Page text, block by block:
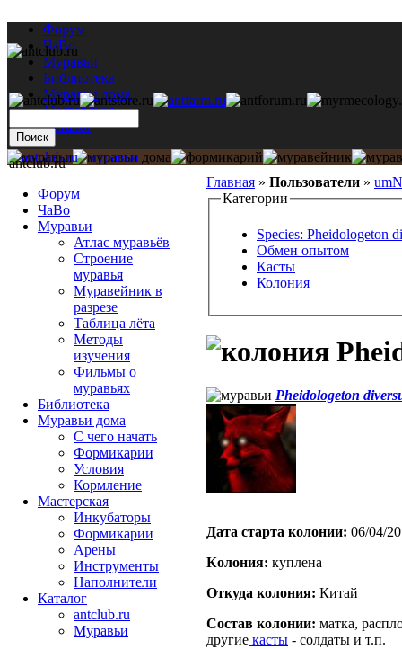
Форум
ЧаВо
Муравьи
Библиотека
Муравьи дома
Мастерская
Каталог
Главная » Пользователи »
Категории
Species: Pheidologeton
Обмен опытом
Касты
Колония
Pheidologeton
Дата старта кoлонии: 06/04/
Кoлония: куплена
Откуда кoлония: Китай
Состав кoлонии: матка,
другие касты - солдаты и т.п.
antclub.ru
Форум
ЧаВо
Муравьи
Атлас муравьёв
Строение
муравья
Муравейник в
разрезе
Таблица лёта
Методы
изучения
Фильмы о
муравьях
Библиотека
Муравьи дома
С чего начать
Формикарии
Условия
Кормление
Мастерская
Инкубаторы
Формикарии
Арены
Инструменты
Наполнители
Каталог
antclub.ru
Муравьи